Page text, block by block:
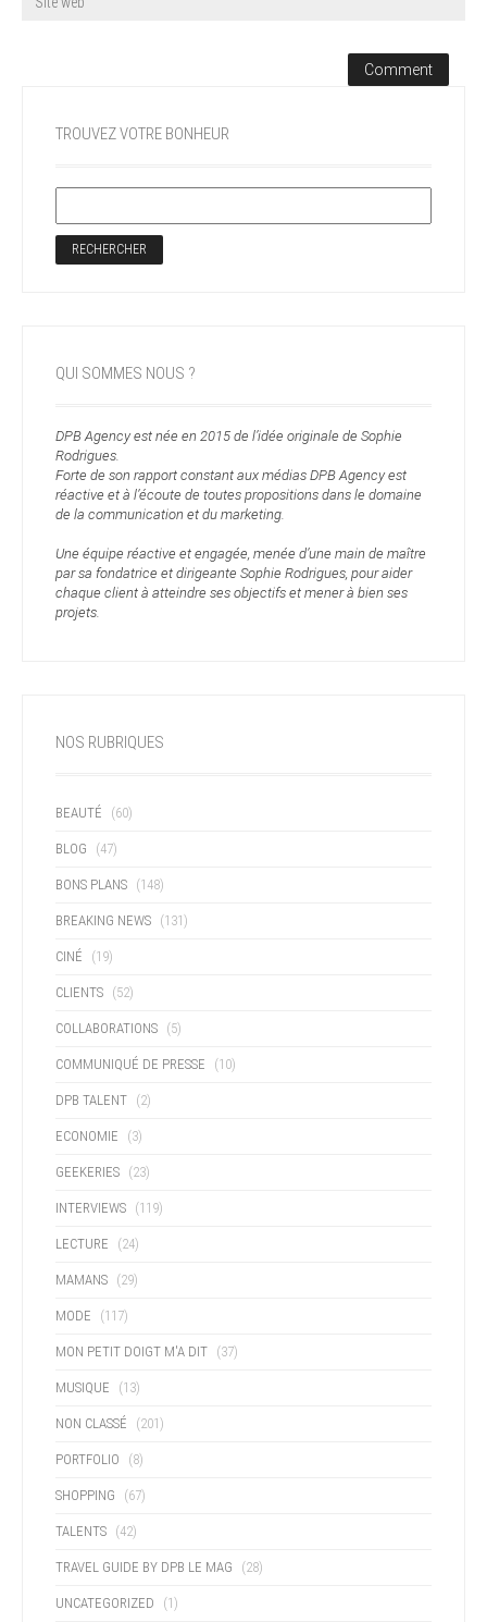
TROUVEZ VOTRE BONHEUR
QUI SOMMES NOUS ?
DPB Agency est née en 2015 de l’idée originale de Sophie
Rodrigues.
Forte de son rapport constant aux médias DPB Agency est
réactive et à l’écoute de toutes propositions dans le domaine
de la communication et du marketing.
Une équipe réactive et engagée, menée d’une main de maître
par sa fondatrice et dirigeante Sophie Rodrigues, pour aider
chaque client à atteindre ses objectifs et mener à bien ses
projets.
NOS RUBRIQUES
BEAUTÉ (60)
BLOG (47)
BONS PLANS (148)
BREAKING NEWS (131)
CINÉ (19)
CLIENTS (52)
COLLABORATIONS (5)
COMMUNIQUÉ DE PRESSE (10)
DPB TALENT (2)
ECONOMIE (3)
GEEKERIES (23)
INTERVIEWS (119)
LECTURE (24)
MAMANS (29)
MODE (117)
MON PETIT DOIGT M'A DIT (37)
MUSIQUE (13)
NON CLASSÉ (201)
PORTFOLIO (8)
SHOPPING (67)
TALENTS (42)
TRAVEL GUIDE BY DPB LE MAG (28)
UNCATEGORIZED (1)